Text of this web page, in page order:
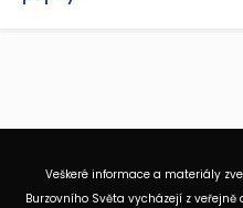
Veškeré informace a materiály
Burzovního Světa vycházejí z